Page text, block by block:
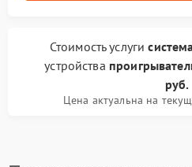
Стоимость услуги
устройства
руб.
Цена актуальна на